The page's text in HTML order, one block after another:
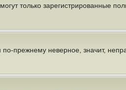
только зарегистрированные
прежнему неверное, значит,